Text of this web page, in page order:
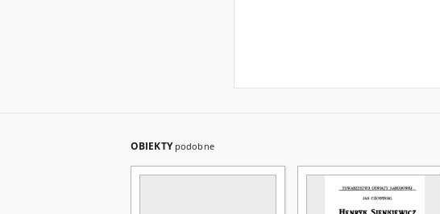
OBIEKTY podobne